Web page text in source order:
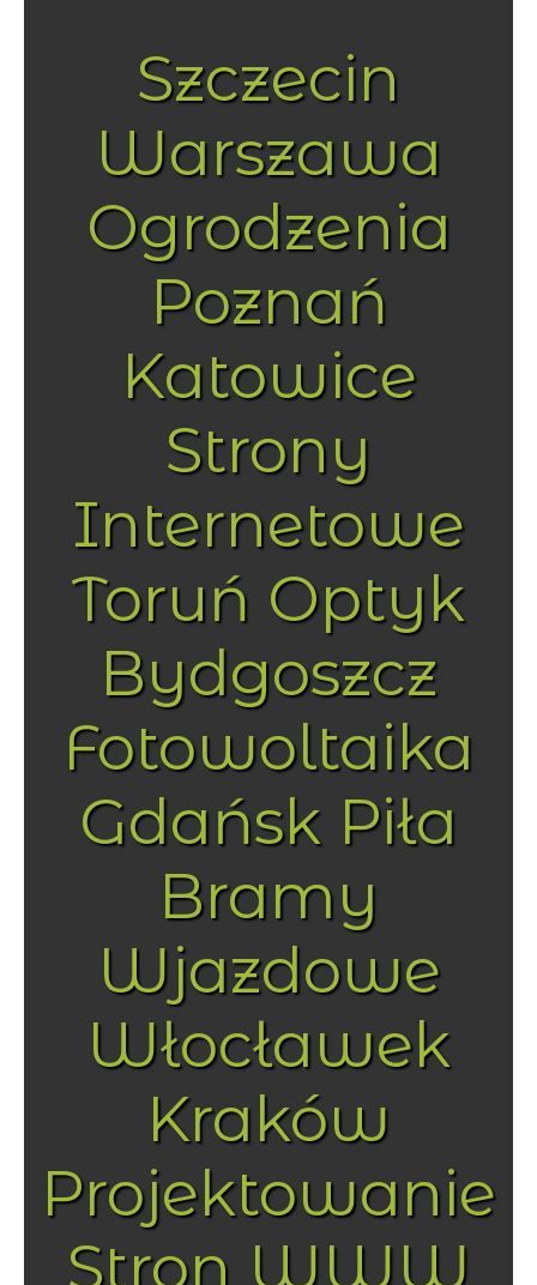
Szczecin
Warszawa
Ogrodzenia
Poznań
Katowice
Strony
Internetowe
Toruń Optyk
Bydgoszcz
Fotowoltaika
Gdańsk Piła
Bramy
Wjazdowe
Włocławek
Kraków
Projektowanie
Stron WWW